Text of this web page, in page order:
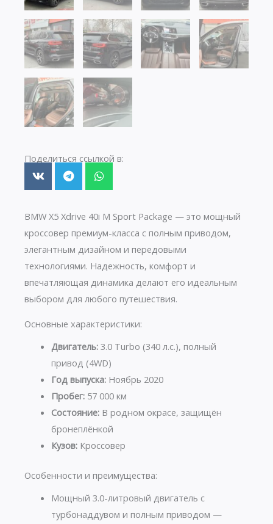
Поделиться ссылкой в:
BMW X5 Xdrive 40i M Sport Package — это мощный
кроссовер премиум-класса с полным приводом,
элегантным дизайном и передовыми
технологиями. Надежность, комфорт и
впечатляющая динамика делают его идеальным
выбором для любого путешествия.
Основные характеристики:
Двигатель:3.0 Turbo (340 л.с.), полный
привод (4WD)
Год выпуска:Ноябрь 2020
Пробег:57 000 км
Состояние:В родном окрасе, защищён
бронеплёнкой
Кузов:Кроссовер
Особенности и преимущества:
Мощный 3.0-литровый двигатель с
турбонаддувом и полным приводом —